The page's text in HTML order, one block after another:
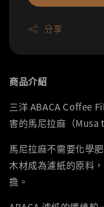
分享
商品介紹
三洋 ABACA Coffee
害的馬尼拉麻（Musa
馬尼拉麻不需要化學
木材成為濾紙的原料
擔。